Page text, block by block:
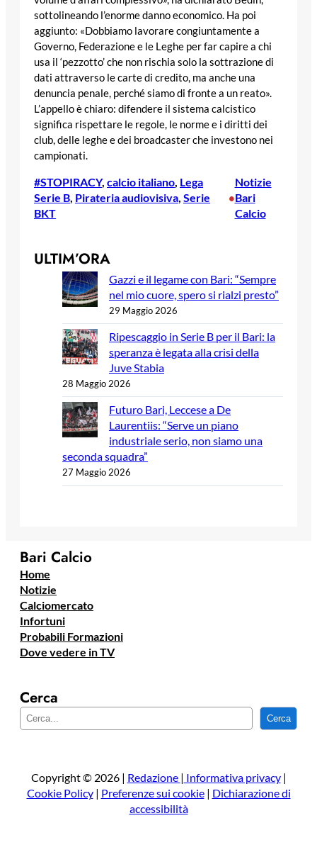
sottolineando l’enorme danno economico. Ha poi
aggiunto: «Dobbiamo lavorare congiuntamente a
Governo, Federazione e le Leghe per far capire a chi
usa il ‘pezzotto’ che non rischia solo la sottrazione di
dati attraverso le carte di credito, ma anche una
denuncia penale, perché siamo di fronte a un reato».
L’appello è chiaro: difendere il sistema calcistico
significa rispettare le regole, le norme e i diritti dei
club, delle leghe e dei broadcaster che investono nei
campionati.
#STOPIRACY, calcio italiano, Lega
Serie B, Pirateria audiovisiva, Serie
BKT
•
Notizie
Bari
Calcio
ULTIM’ORA
Gazzi e il legame con Bari: “Sempre
nel mio cuore, spero si rialzi presto”
29 Maggio 2026
Ripescaggio in Serie B per il Bari: la
speranza è legata alla crisi della
Juve Stabia
28 Maggio 2026
Futuro Bari, Leccese a De
Laurentiis: “Serve un piano
industriale serio, non siamo una
seconda squadra”
27 Maggio 2026
Bari Calcio
Home
Notizie
Calciomercato
Infortuni
Probabili Formazioni
Dove vedere in TV
Cerca
e
a
Cerca
Copyright © 2026 | Redazione | Informativa privacy|
Cookie Policy| Preferenze sui cookie| Dichiarazione di
accessibilità